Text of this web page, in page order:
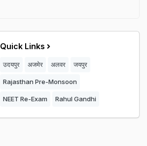
Quick Links
उदयपुर अजमेर अलवर जयपुर
Rajasthan Pre-Monsoon
NEET Re-Exam Rahul Gandhi